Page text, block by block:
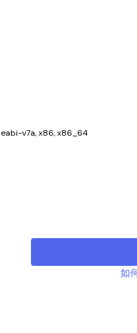
v7a, x86, x86_64
如